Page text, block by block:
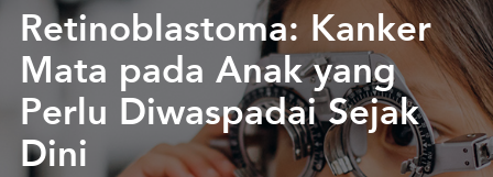
BUAT JANJI
TENTANG KAMI
ARTIKEL
INFORMASI
Retinoblastoma: Kanker
Mata pada Anak yang
Perlu Diwaspadai Sejak
Dini